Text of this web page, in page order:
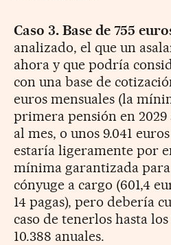
Caso 3. Base de 755
analizado, el que un
ahora y que podría
con una base de
euros mensuales (la
primera pensión en 2029
al mes, o unos 9.041
estaría ligeramente por
mínima garantizada para
cónyuge a cargo (601,4
14 pagas), pero debería
caso de tenerlos hasta
10.388 anuales.